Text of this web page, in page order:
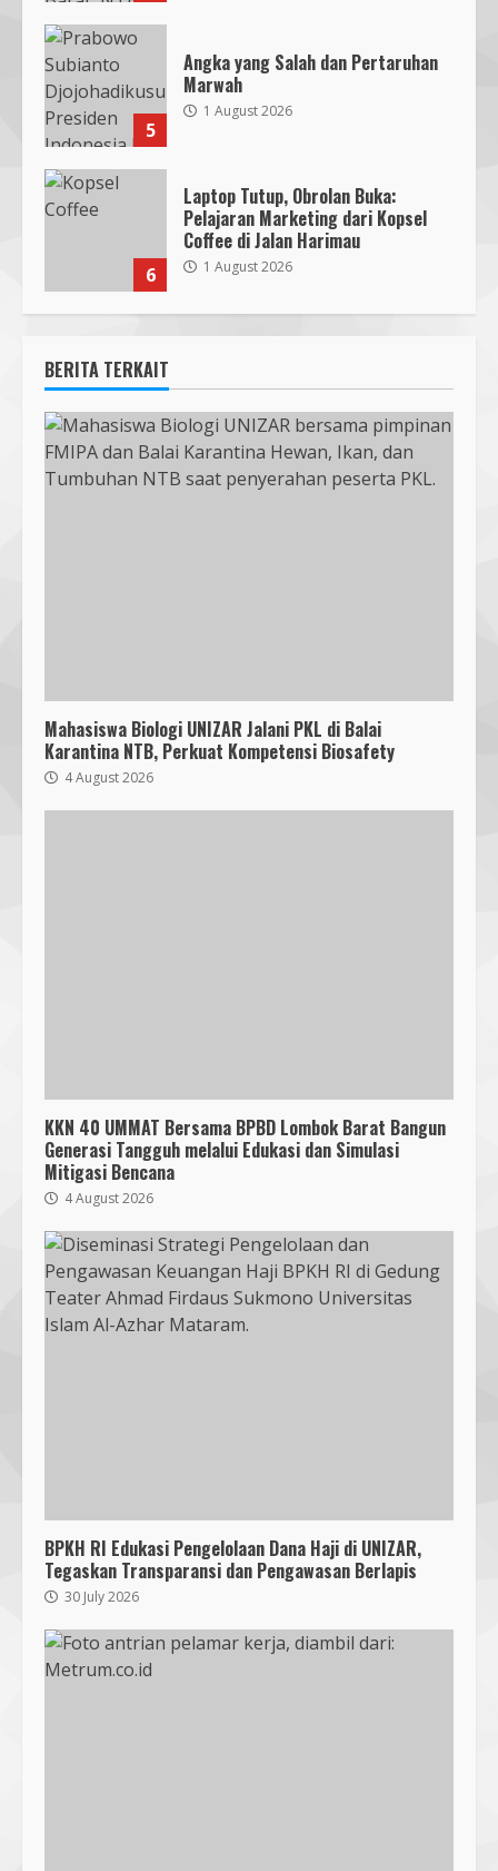
5
Angka yang Salah dan Pertaruhan
Marwah
1 August 2026
6
Laptop Tutup, Obrolan Buka:
Pelajaran Marketing dari Kopsel
Coffee di Jalan Harimau
1 August 2026
BERITA TERKAIT
Mahasiswa Biologi UNIZAR Jalani PKL di Balai
Karantina NTB, Perkuat Kompetensi Biosafety
4 August 2026
KKN 40 UMMAT Bersama BPBD Lombok Barat Bangun
Generasi Tangguh melalui Edukasi dan Simulasi
Mitigasi Bencana
4 August 2026
BPKH RI Edukasi Pengelolaan Dana Haji di UNIZAR,
Tegaskan Transparansi dan Pengawasan Berlapis
30 July 2026